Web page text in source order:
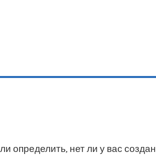
определить, нет ли у вас